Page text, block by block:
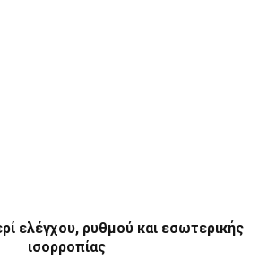
ελέγχου, ρυθμού και εσωτερικής
ισορροπίας